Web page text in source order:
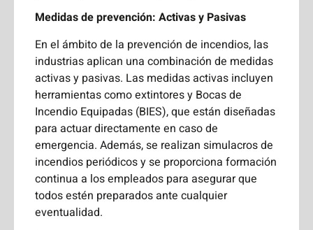
Medidas de prevención: Activas y Pasivas
En el ámbito de la prevención de incendios, las
industrias aplican una combinación de medidas
activas y pasivas. Las medidas activas incluyen
herramientas como extintores y Bocas de
Incendio Equipadas (BIES), que están diseñadas
para actuar directamente en caso de
emergencia. Además, se realizan simulacros de
incendios periódicos y se proporciona formación
continua a los empleados para asegurar que
todos estén preparados ante cualquier
eventualidad.